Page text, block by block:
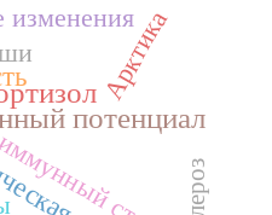
потенциал
Арктика
изменения